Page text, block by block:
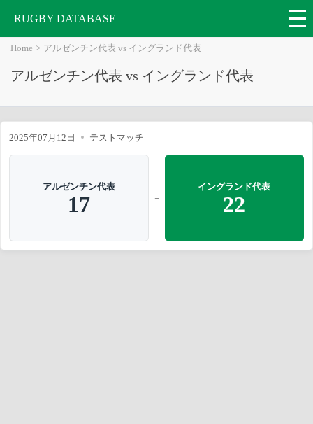
RUGBY DATABASE
Home アルゼンチン代表 vs イングランド代表
アルゼンチン代表 vs イングランド代表
2025年07月12日 テストマッチ
アルゼンチン代表
17 -
イングランド代表
22